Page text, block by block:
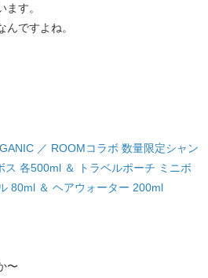
す。
ですよね。
／ ROOMコラボ 数量限定シャン
ス 各500ml ＆ トラベルポーチ ミニボ
80ml ＆ ヘアウォーター 200ml
〜